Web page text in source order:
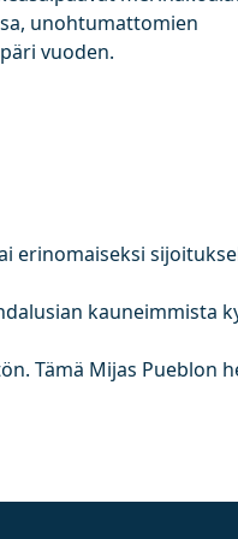
unohtumattomien
vuoden.
erinomaiseksi
kauneimmista
Tämä Mijas Pueblon